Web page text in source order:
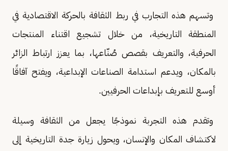
وتسهم هذه التجارب في ربط الثقافة بالحركة الاقتصادية في
المنطقة التاريخية، من خلال تشجيع اقتناء المنتجات
الحرفية، والتعريف بقصص صُنّاعها، بما يعزز ارتباط الزائر
بالمكان، ويدعم استدامة الصناعات الإبداعية، ويفتح آفاقًا
أوسع للتعريف بإبداعات الحرفيين.
وتقدم هذه التجربة نموذجًا يجعل من الثقافة وسيلة
لاكتشاف المكان والإنسان، ويحول زيارة جدة التاريخية إلى